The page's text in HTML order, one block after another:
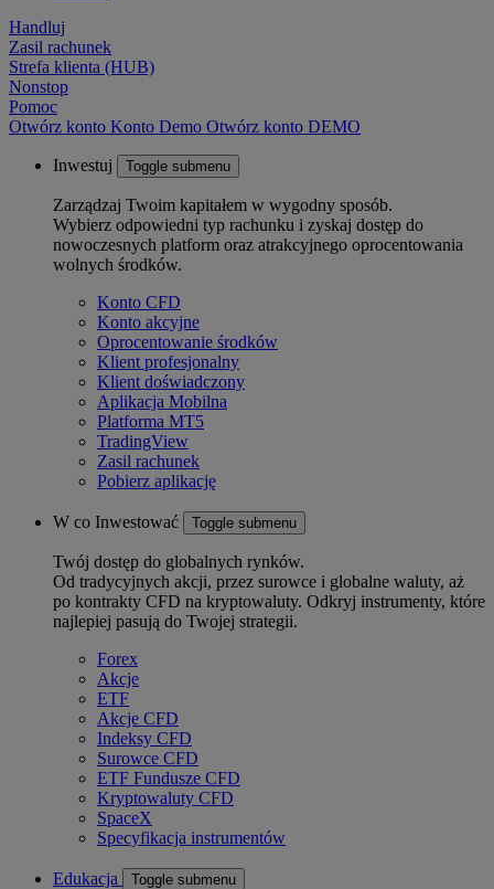
Handluj
Zasil rachunek
Strefa klienta (HUB)
Nonstop
Pomoc
Otwórz konto Konto Demo Otwórz konto DEMO
Inwestuj Toggle submenu
Zarządzaj Twoim kapitałem w wygodny sposób.
Wybierz odpowiedni typ rachunku i zyskaj dostęp do
nowoczesnych platform oraz atrakcyjnego oprocentowania
wolnych środków.
Konto CFD
Konto akcyjne
Oprocentowanie środków
Klient profesjonalny
Klient doświadczony
Aplikacja Mobilna
Platforma MT5
TradingView
Zasil rachunek
Pobierz aplikację
W co Inwestować Toggle submenu
Twój dostęp do globalnych rynków.
Od tradycyjnych akcji, przez surowce i globalne waluty, aż
po kontrakty CFD na kryptowaluty. Odkryj instrumenty, które
najlepiej pasują do Twojej strategii.
Forex
Akcje
ETF
Akcje CFD
Indeksy CFD
Surowce CFD
ETF Fundusze CFD
Kryptowaluty CFD
SpaceX
Specyfikacja instrumentów
Edukacja Toggle submenu